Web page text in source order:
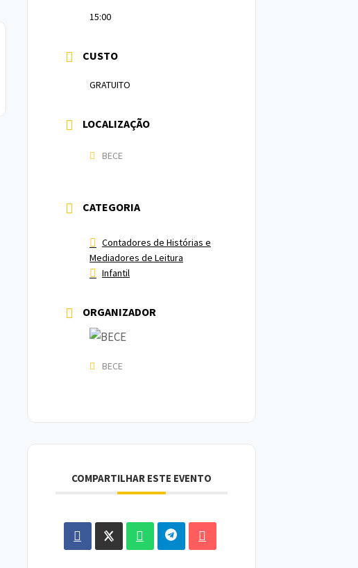
15:00
CUSTO
GRATUITO
LOCALIZAÇÃO
BECE
CATEGORIA
Contadores de Histórias e
Mediadores de Leitura
Infantil
ORGANIZADOR
BECE
COMPARTILHAR ESTE EVENTO